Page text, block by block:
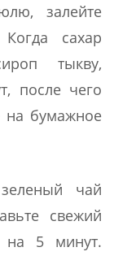
залейте
сахар
тыкву,
после чего
на бумажное
чай
свежий
на 5 минут.